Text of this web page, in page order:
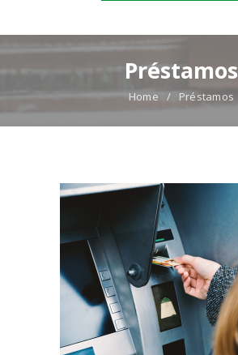
Préstamos
Home Préstamos